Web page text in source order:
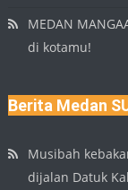
MEDAN
di kotamu!
Berita Medan
Musibah
dijalan Datuk